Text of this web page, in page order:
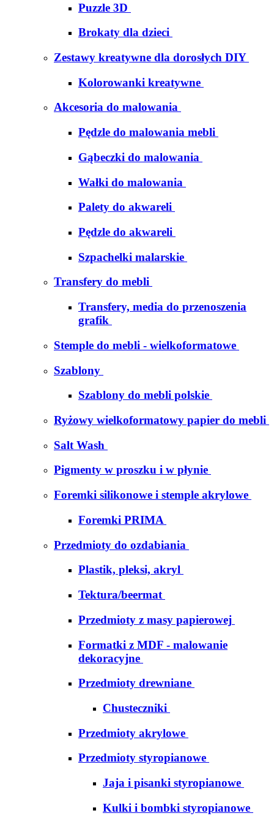
Puzzle 3D
Brokaty dla dzieci
Zestawy kreatywne dla dorosłych DIY
Kolorowanki kreatywne
Akcesoria do malowania
Pędzle do malowania mebli
Gąbeczki do malowania
Wałki do malowania
Palety do akwareli
Pędzle do akwareli
Szpachelki malarskie
Transfery do mebli
Transfery, media do przenoszenia
grafik
Stemple do mebli - wielkoformatowe
Szablony
Szablony do mebli polskie
Ryżowy wielkoformatowy papier do mebli
Salt Wash
Pigmenty w proszku i w płynie
Foremki silikonowe i stemple akrylowe
Foremki PRIMA
Przedmioty do ozdabiania
Plastik, pleksi, akryl
Tektura/beermat
Przedmioty z masy papierowej
Formatki z MDF - malowanie
dekoracyjne
Przedmioty drewniane
Chusteczniki
Przedmioty akrylowe
Przedmioty styropianowe
Jaja i pisanki styropianowe
Kulki i bombki styropianowe